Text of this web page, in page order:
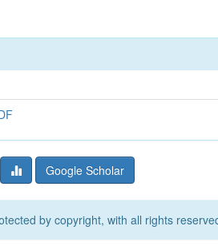
Google Scholar
by copyright, with all rights